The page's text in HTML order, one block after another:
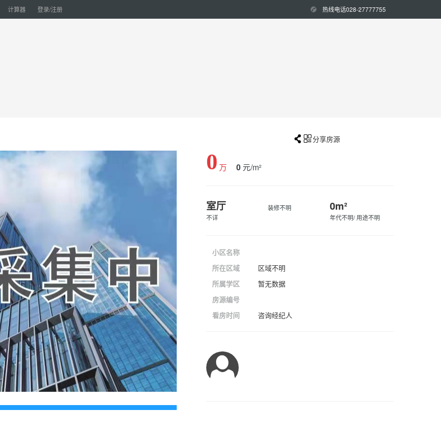
计算器 登录/注册 热线电话028-27777755
 分享房源
0 万 0 元/m²
室厅
不详
装修不明 0m²
年代不明/ 用途不明
小区名称
所在区域
区域不明
所属学区
暂无数据
房源编号
看房时间
咨询经纪人